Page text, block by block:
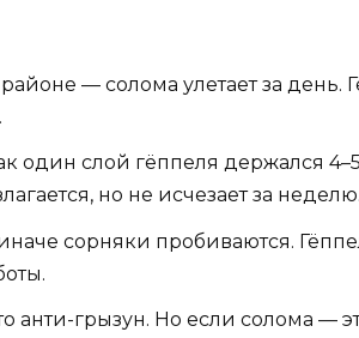
— солома улетает за день.
один слой гёппеля держался
но не исчезает за неделю.
сорняки пробиваются.
анти-грызун. Но если солома —